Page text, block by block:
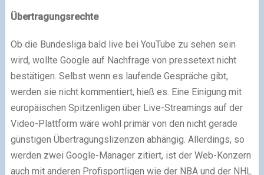
Übertragungsrechte
Ob die Bundesliga bald live bei YouTube zu sehen sein
wird, wollte Google auf Nachfrage von pressetext nicht
bestätigen. Selbst wenn es laufende Gespräche gibt,
werden sie nicht kommentiert, hieß es. Eine Einigung mit
europäischen Spitzenligen über Live-Streamings auf der
Video-Plattform wäre wohl primär von den nicht gerade
günstigen Übertragungslizenzen abhängig. Allerdings, so
werden zwei Google-Manager zitiert, ist der Web-Konzern
auch mit anderen Profisportligen wie der NBA und der NHL